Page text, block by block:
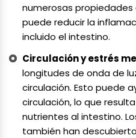
numerosas
puede reducir la
incluido el intestino.
Circulación y estrés
longitudes de onda de
circulación. Esto puede
circulación, lo que
nutrientes al intestino.
también han